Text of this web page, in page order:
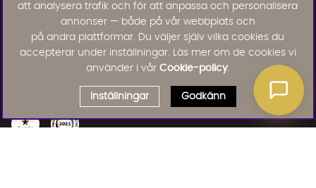
att analysera trafik och för att anpassa och personalisera
annonser — både på vår webbplats och
på andra plattformar. Du väljer själv vilka cookies du
accepterar under inställningar. Läs mer om de cookies vi
använder i vår Cookie-policy.
Inställningar Godkänn